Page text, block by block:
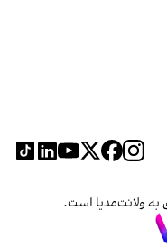
به ولانت‌مدیا است.